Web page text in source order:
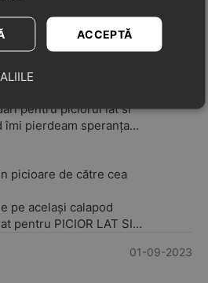
13-09-2023
sa își dorească sa
pentru piciorul lat si
îmi pierdeam speranța
comandat 2 modele,
noroc sa fie ok
Amândouă
plină de sandale si
suntem atâta noi ca
si se încalță cu
picioare de către cea
pe același calapod
pentru PICIOR LAT SI
01-09-2023
ACCEPTĂ